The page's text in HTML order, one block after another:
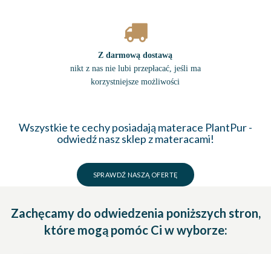
Z darmową dostawą
nikt z nas nie lubi przepłacać, jeśli ma
korzystniejsze możliwości
Wszystkie te cechy posiadają materace PlantPur -
odwiedź nasz sklep z materacami!
SPRAWDŹ NASZĄ OFERTĘ
Zachęcamy do odwiedzenia poniższych stron,
które mogą pomóc Ci w wyborze: